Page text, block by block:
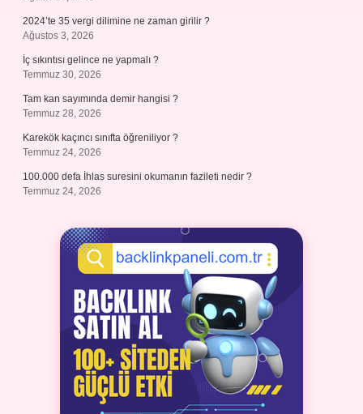
2024’te 35 vergi dilimine ne zaman girilir ?
Ağustos 3, 2026
İç sıkıntısı gelince ne yapmalı ?
Temmuz 30, 2026
Tam kan sayımında demir hangisi ?
Temmuz 28, 2026
Karekök kaçıncı sınıfta öğreniliyor ?
Temmuz 24, 2026
100.000 defa İhlas suresini okumanın fazileti nedir ?
Temmuz 24, 2026